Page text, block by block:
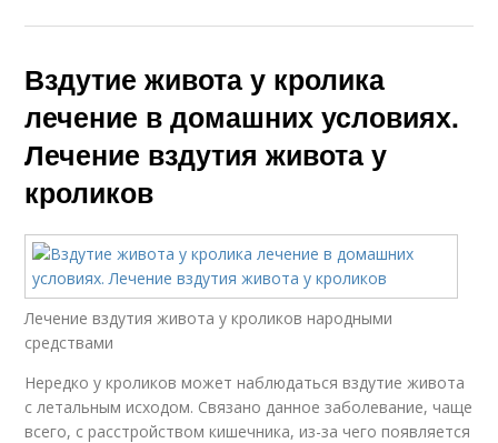
Вздутие живота у кролика
лечение в домашних условиях.
Лечение вздутия живота у
кроликов
Лечение вздутия живота у кроликов народными
средствами
Нередко у кроликов может наблюдаться вздутие живота
с летальным исходом. Связано данное заболевание, чаще
всего, с расстройством кишечника, из-за чего появляется